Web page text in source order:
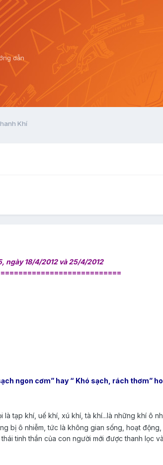
dẫn
Khí
ngày 18/4/2012 và 25/4/2012
ngon cơm” hay “ Khó sạch, rách thơm”
tạp khí, uế khí, xú khí, tà khí...là những khí ô
bị ô nhiễm, tức là không gian sống, hoạt
tinh thần của con người mới được thanh lọc